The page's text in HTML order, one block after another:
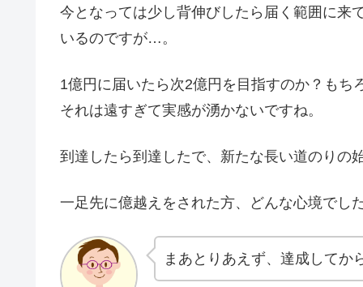
今となっては少し背伸びしたら届く範囲に来
いるのですが…。
1億円に届いたら次2億円を目指すのか？もち
それは遠すぎて実感が湧かないですね。
到達したら到達したで、新たな長い道のりの
一足先に億越えをされた方、どんな心境でした
まあとりあえず、達成してか